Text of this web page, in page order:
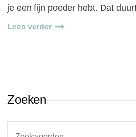
je een fijn poeder hebt. Dat
Lees verder
Zoeken